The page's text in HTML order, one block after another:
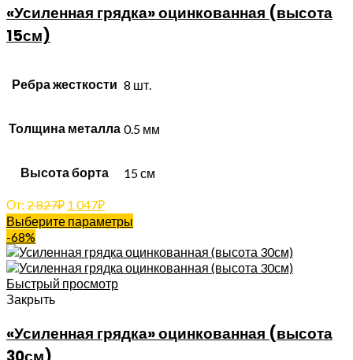
«Усиленная грядка» оцинкованная (высота
15см)
Ребра жесткости 8 шт.
Толщина металла 0.5 мм
Высота борта 15 см
От: 2 827₽ 1 047₽
Выберите параметры
-68%
Быстрый просмотр
Закрыть
«Усиленная грядка» оцинкованная (высота